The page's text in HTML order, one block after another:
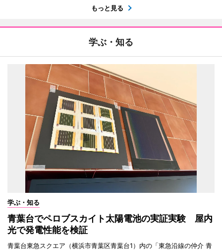
もっと見る
学ぶ・知る
学ぶ・知る
青葉台でペロブスカイト太陽電池の実証実験 屋内
光で発電性能を検証
青葉台東急スクエア（横浜市青葉区青葉台1）内の「東急沿線の仲介 青